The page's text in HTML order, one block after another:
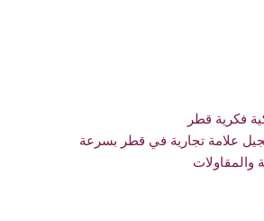
فكرية قطر
علامة تجارية في قطر بسرعة
والمقاولات